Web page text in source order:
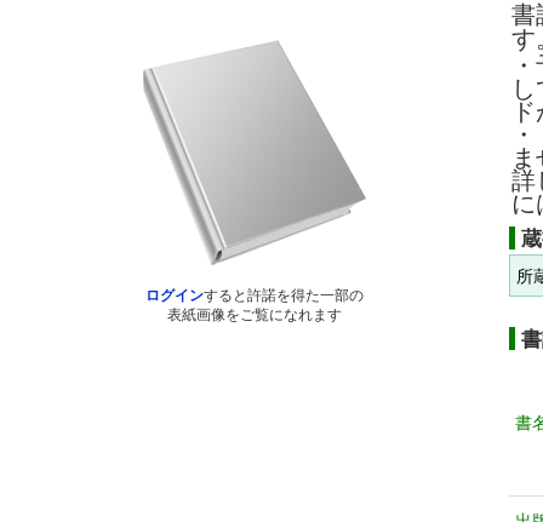
ログインすると許諾を得た一部の
表紙画像をご覧になれます
書
す
詳
に
所
書